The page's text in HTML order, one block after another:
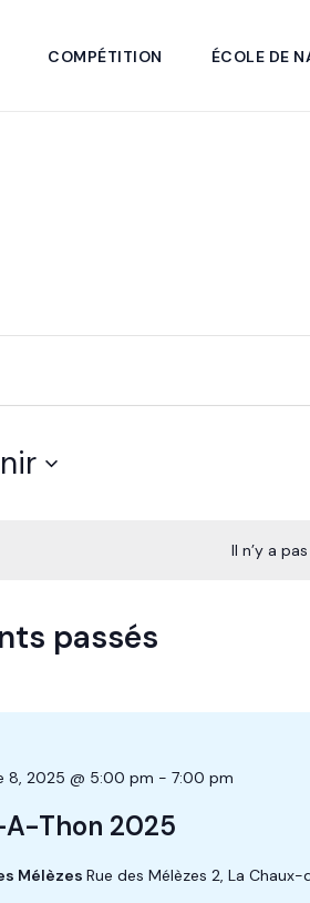
COMPÉTITION ÉCOLE DE
Il n’y a
passés
8, 2025 @ 5:00 pm -7:00 pm
Thon 2025
MélèzesRue des Mélèzes 2, La